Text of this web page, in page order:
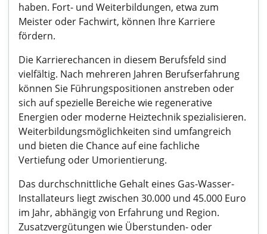
haben. Fort- und Weiterbildungen, etwa zum
Meister oder Fachwirt, können Ihre Karriere
fördern.
Die Karrierechancen in diesem Berufsfeld sind
vielfältig. Nach mehreren Jahren Berufserfahrung
können Sie Führungspositionen anstreben oder
sich auf spezielle Bereiche wie regenerative
Energien oder moderne Heiztechnik spezialisieren.
Weiterbildungsmöglichkeiten sind umfangreich
und bieten die Chance auf eine fachliche
Vertiefung oder Umorientierung.
Das durchschnittliche Gehalt eines Gas-Wasser-
Installateurs liegt zwischen 30.000 und 45.000 Euro
im Jahr, abhängig von Erfahrung und Region.
Zusatzvergütungen wie Überstunden- oder